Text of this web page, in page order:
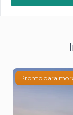
Pronto para